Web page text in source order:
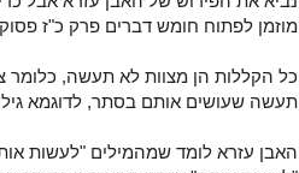
מוזמן לפתוח חומש דברים פרק כ"ז
כל הקללות הן מצוות לא תעשה, כלומר
תעשה שעושים אותם בסתר, לדוגמא
האבן עזרא לומד שמהמילים "לעשות